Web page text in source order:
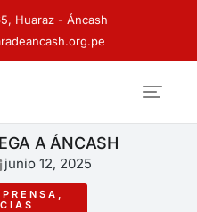
Huaraz - Áncash
A ÁNCASH
junio 12, 2025
,